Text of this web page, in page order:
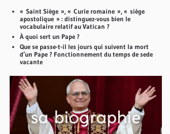
« Saint Siège », « Curie romaine », « siège
apostolique » : distinguez-vous bien le
vocabulaire relatif au Vatican ?
À quoi sert un Pape ?
Que se passe-t-il les jours qui suivent la mort
d’un Pape ? Fonctionnement du temps de sede
vacante